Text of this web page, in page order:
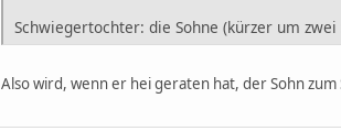
Schwiegertochter: die Sohne (kürzer um
Also wird, wenn er hei geraten hat, der Sohn